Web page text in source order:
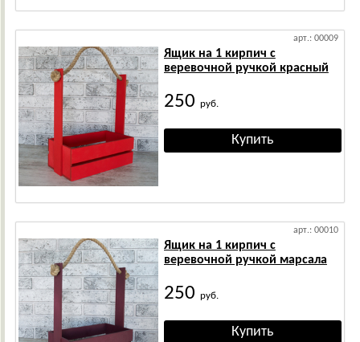
арт.: 00009
Ящик на 1 кирпич с
веревочной ручкой красный
250 руб.
арт.: 00010
Ящик на 1 кирпич с
веревочной ручкой марсала
250 руб.